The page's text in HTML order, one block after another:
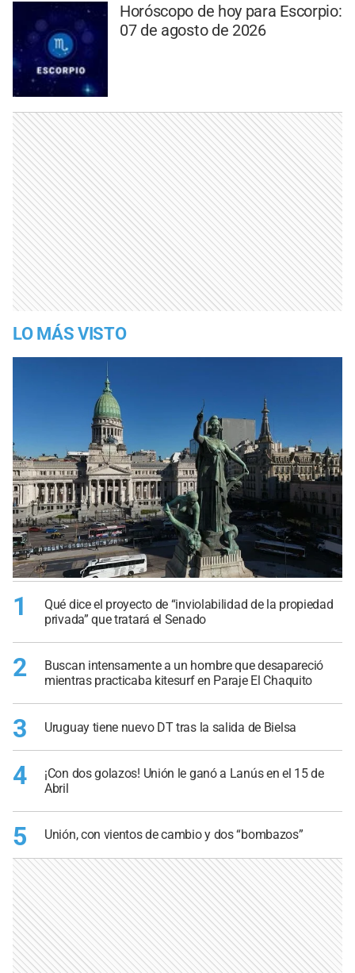
Horóscopo de hoy para Escorpio:
07 de agosto de 2026
LO MÁS VISTO
1
Qué dice el proyecto de “inviolabilidad de la propiedad
privada” que tratará el Senado
2
Buscan intensamente a un hombre que desapareció
mientras practicaba kitesurf en Paraje El Chaquito
3 Uruguay tiene nuevo DT tras la salida de Bielsa
4
¡Con dos golazos! Unión le ganó a Lanús en el 15 de
Abril
5 Unión, con vientos de cambio y dos “bombazos”